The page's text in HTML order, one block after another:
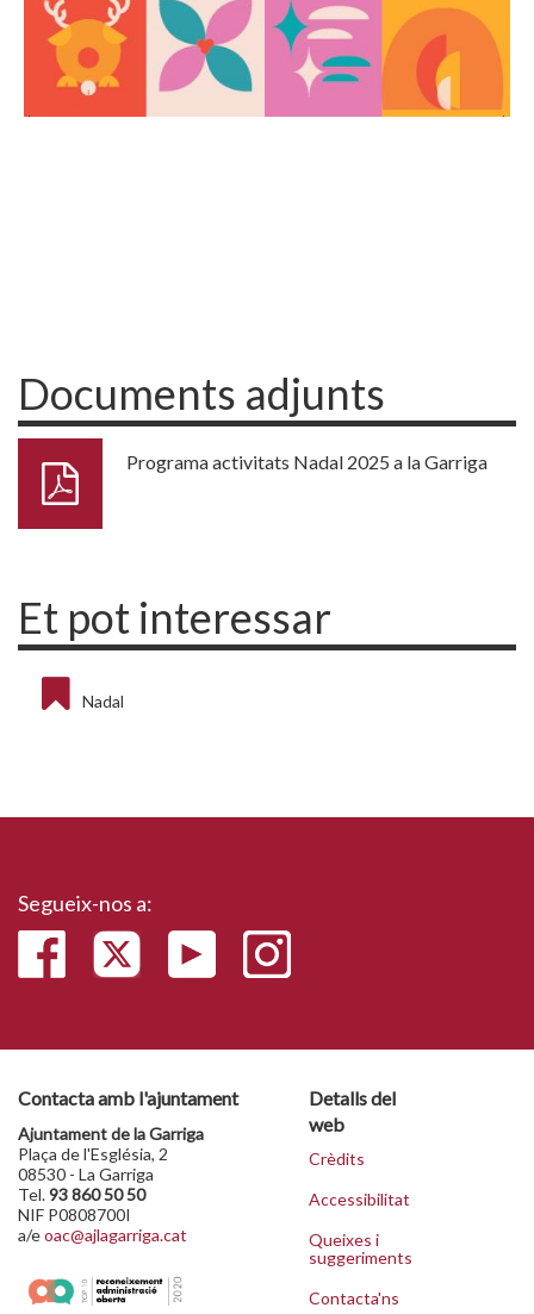
Documents adjunts
Programa activitats Nadal 2025 a la Garriga
Et pot interessar
Nadal
Segueix-nos a:
Contacta amb l'ajuntament
Ajuntament de la Garriga
Plaça de l'Església, 2
08530 - La Garriga
Tel.93 860 50 50
NIF P0808700I
a/eoac@ajlagarriga.cat
Detalls del
web
Crèdits
Accessibilitat
Queixes i
suggeriments
Contacta'ns